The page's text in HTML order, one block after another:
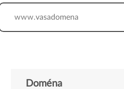
www.
Doména